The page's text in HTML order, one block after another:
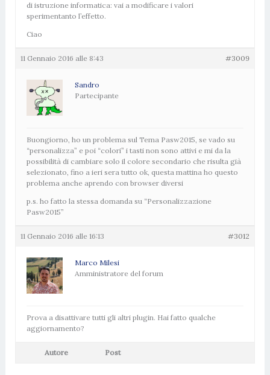
di istruzione informatica: vai a modificare i valori
sperimentanto l’effetto.
Ciao
11 Gennaio 2016 alle 8:43 #3009
Sandro
Partecipante
Buongiorno, ho un problema sul Tema Pasw2015, se vado su
“personalizza” e poi “colori” i tasti non sono attivi e mi da la
possibilità di cambiare solo il colore secondario che risulta già
selezionato, fino a ieri sera tutto ok, questa mattina ho questo
problema anche aprendo con browser diversi
p.s. ho fatto la stessa domanda su “Personalizzazione
Pasw2015”
11 Gennaio 2016 alle 16:13 #3012
Marco Milesi
Amministratore del forum
Prova a disattivare tutti gli altri plugin. Hai fatto qualche
aggiornamento?
Autore Post